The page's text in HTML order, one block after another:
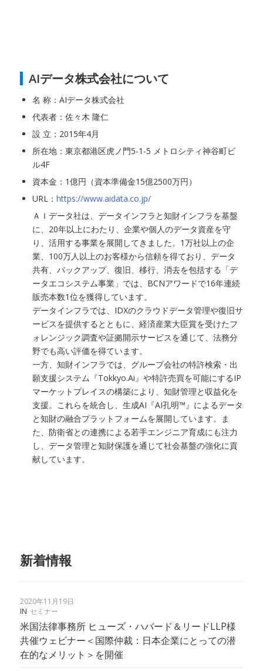
AIデータ株式会社について
名 称：AIデータ株式会社
代表者：佐々木 隆仁
設 立：2015年4月
所在地：東京都港区虎ノ門5-1-5 メトロシティ神谷町ビ
ル4F
資本金：1億円（資本準備金15億2500万円）
URL： https://www.aidata.co.jp/
ＡＩデータ社は、データインフラと知財インフラを基盤
に、20年以上にわたり、企業や個人のデータ資産を守
り、活用する事業を展開してきました。1万社以上の企
業、100万人以上のお客様から信頼を得ており、データ
共有、バックアップ、復旧、移行、消去を包括する「デ
ータエコシステム事業」では、BCNアワードで16年連続
販売本数1位を獲得しています。
データインフラでは、IDXのクラウドデータ管理や復旧サ
ービスを提供するとともに、経済産業大臣賞を受けたフ
ォレンジック調査や証拠開示サービスを通じて、法務分
野でも高い評価を得ています。
一方、知財インフラでは、グループ会社の特許検索・出
願支援システム『Tokkyo.Ai』や特許売買を可能にするIP
マーケットプレイスの構築により、知財管理と収益化を
支援。これらを統合し、生成AI『AI孔明™』によるデータ
と知財の融合プラットフォームを展開しています。ま
た、防衛省との連携による若手エンジニア育成にも注力
し、データ管理と知財保護を通じて社会基盤の強化に貢
献しています。
新着情報
2020年11月19日
IN セミナー
米国法律事務所 ヒューズ・ハバード＆リードLLP様
共催ウェビナー＜国際仲裁：日本企業にとっての潜
在的なメリット＞を開催